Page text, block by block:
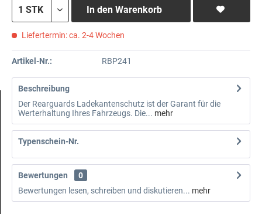
In den Warenkorb
Liefertermin: ca. 2-4 Wochen
Artikel-Nr.: RBP241
Beschreibung
Der Rearguards Ladekantenschutz ist der Garant für die
Werterhaltung Ihres Fahrzeugs. Die... mehr
Typenschein-Nr.
Bewertungen
0
Bewertungen lesen, schreiben und diskutieren... mehr